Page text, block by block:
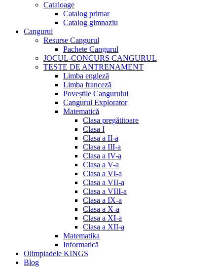
Cataloage
Catalog primar
Catalog gimnaziu
Cangurul
Resurse Cangurul
Pachete Cangurul
JOCUL-CONCURS CANGURUL
TESTE DE ANTRENAMENT
Limba engleză
Limba franceză
Poveștile Cangurului
Cangurul Explorator
Matematică
Clasa pregătitoare
Clasa I
Clasa a II-a
Clasa a III-a
Clasa a IV-a
Clasa a V-a
Clasa a VI-a
Clasa a VII-a
Clasa a VIII-a
Clasa a IX-a
Clasa a X-a
Clasa a XI-a
Clasa a XII-a
Matematika
Informatică
Olimpiadele KINGS
Blog